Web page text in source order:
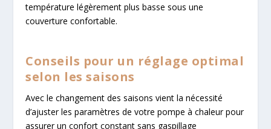
température légèrement plus basse sous une
couverture confortable.
Conseils pour un réglage optimal
selon les saisons
Avec le changement des saisons vient la nécessité
d’ajuster les paramètres de votre pompe à chaleur pour
assurer un confort constant sans gaspillage